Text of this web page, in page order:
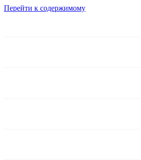
Перейти к содержимому